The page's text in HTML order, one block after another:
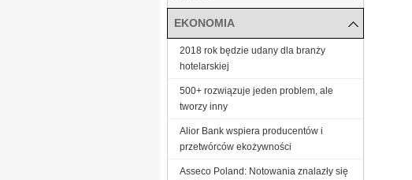
EKONOMIA
2018 rok będzie udany dla branży
hotelarskiej
500+ rozwiązuje jeden problem, ale
tworzy inny
Alior Bank wspiera producentów i
przetwórców ekożywności
Asseco Poland: Notowania znalazły się